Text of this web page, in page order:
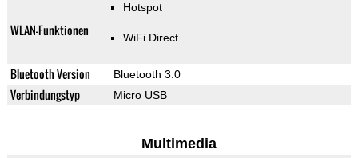
WLAN-Funktionen
Hotspot
WiFi Direct
Bluetooth Version Bluetooth 3.0
Verbindungstyp Micro USB
Multimedia